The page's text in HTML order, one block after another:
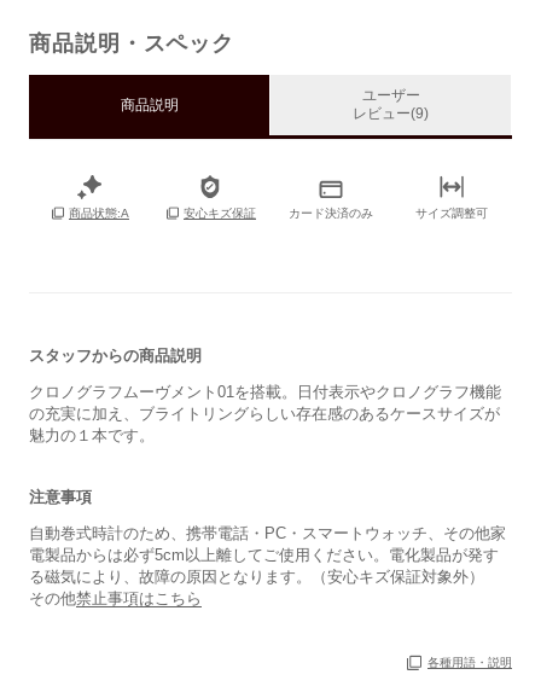
商品説明・スペック
商品説明
ユーザー
レビュー(9)
商品状態:A 安心キズ保証 カード決済のみ サイズ調整可
スタッフからの商品説明
クロノグラフムーヴメント01を搭載。日付表示やクロノグラフ機能
の充実に加え、ブライトリングらしい存在感のあるケースサイズが
魅力の１本です。
注意事項
自動巻式時計のため、携帯電話・PC・スマートウォッチ、その他家
電製品からは必ず5cm以上離してご使用ください。電化製品が発す
る磁気により、故障の原因となります。（安心キズ保証対象外）
その他禁止事項はこちら
各種用語・説明